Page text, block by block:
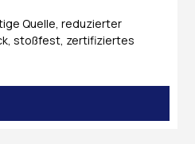
Quelle, reduzierter
stoßfest, zertifiziertes